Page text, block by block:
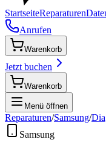
StartseiteReparaturen
Anrufen
Warenkorb
Jetzt buchen
Warenkorb
Menü öffnen
Reparaturen/Samsung/
Samsung